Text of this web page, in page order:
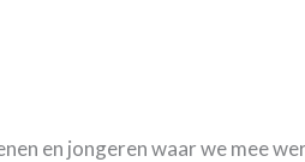
en jongeren waar we mee